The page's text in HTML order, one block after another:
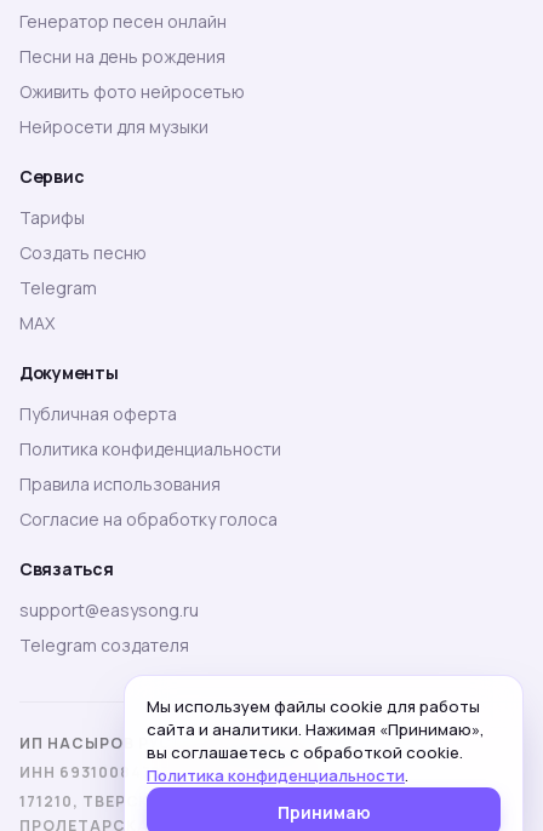
Генератор песен онлайн
Песни на день рождения
Оживить фото нейросетью
Нейросети для музыки
Сервис
Тарифы
Создать песню
Telegram
MAX
Документы
Публичная оферта
Политика конфиденциальности
Правила использования
Согласие на обработку голоса
Связаться
support@easysong.ru
Telegram создателя
ИП НАСЫРОВ РУСЛАН МАМЕДОВИЧ
ИНН 693100847030 · ОГРНИП 317695200006655
171210, ТВЕРСКАЯ ОБЛ., Г. ЛИХОСЛАВЛЬ, УЛ.
ПРОЛЕТАРСКАЯ, 3, КВ. 37
Мы используем файлы cookie для работы
сайта и аналитики. Нажимая «Принимаю»,
вы соглашаетесь с обработкой cookie.
Политика конфиденциальности.
Принимаю